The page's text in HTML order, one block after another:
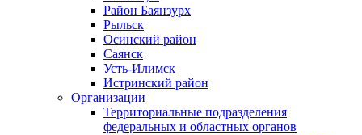
Район Баянзурх
Рыльск
Осинский район
Саянск
Усть-Илимск
Истринский район
Организации
Территориальные подразделения
федеральных и областных органов